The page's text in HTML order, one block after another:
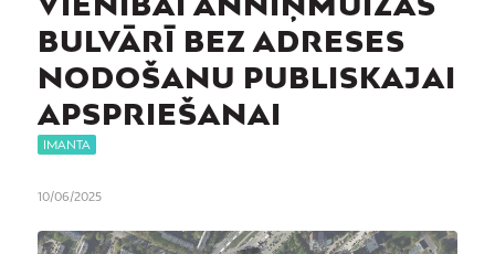
BULVĀRĪ BEZ ADRESES
NODOŠANU PUBLISKAJAI
APSPRIEŠANAI
IMANTA
10/06/2025